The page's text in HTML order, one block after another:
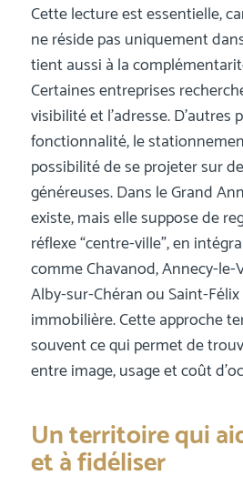
Cette lecture est essentielle,
ne réside pas uniquement
tient aussi à la
Certaines entreprises
visibilité et l’adresse. D’autres
fonctionnalité, le
possibilité de se projeter sur
généreuses. Dans le Grand
existe, mais elle suppose de
réflexe “centre-ville”, en
comme Chavanod, Annecy-le-
Alby-sur-Chéran ou Saint-
immobilière. Cette approche
souvent ce qui permet de
entre image, usage et coût
Un territoire qui
et à fidéliser